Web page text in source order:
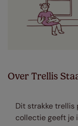
Over Trellis
Dit strakke trellis
collectie geeft je